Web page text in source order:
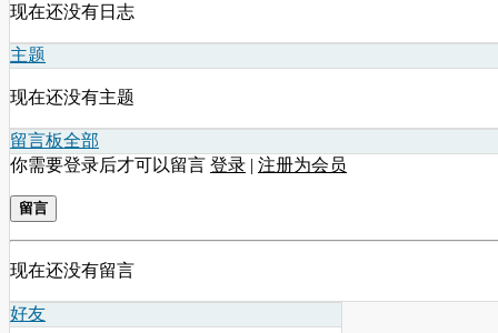
现在还没有日志
主题
现在还没有主题
留言板全部
你需要登录后才可以留言 登录 | 注册为会员
留言
现在还没有留言
好友